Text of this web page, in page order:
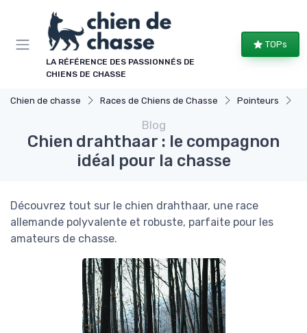
LA RÉFÉRENCE DES PASSIONNÉS DE
CHIENS DE CHASSE
TOPs
Chien de chasse Races de Chiens de Chasse Pointeurs
Blog
Chien drahthaar : le compagnon
idéal pour la chasse
Découvrez tout sur le chien drahthaar, une race
allemande polyvalente et robuste, parfaite pour les
amateurs de chasse.
Panneau de gestion des cookies